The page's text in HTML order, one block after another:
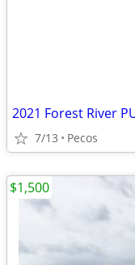
2021 Forest River
7/13 Pecos
$1,500